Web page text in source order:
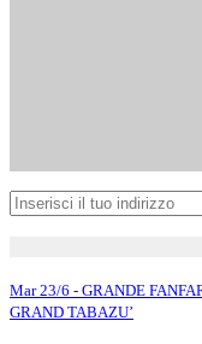
Mar 23/6 - GRANDE
GRAND TABAZU’